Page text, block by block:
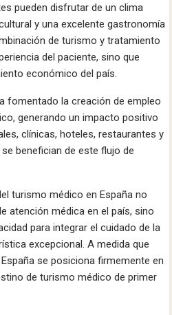
pueden disfrutar de un clima
y una excelente gastronomía
de turismo y tratamiento
del paciente, sino que
económico del país.
fomentado la creación de empleo
generando un impacto positivo
clínicas, hoteles, restaurantes y
benefician de este flujo de
turismo médico en España no
atención médica en el país, sino
para integrar el cuidado de la
excepcional. A medida que
se posiciona firmemente en
de turismo médico de primer